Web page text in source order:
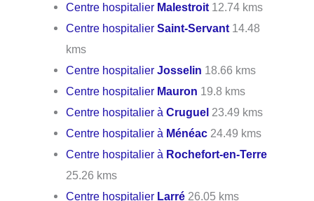
Centre hospitalier Malestroit 12.74 kms
Centre hospitalierSaint-Servant 14.48
kms
Centre hospitalierJosselin 18.66 kms
Centre hospitalier Mauron 19.8 kms
Centre hospitalier àCruguel 23.49 kms
Centre hospitalier à Ménéac 24.49 kms
Centre hospitalier à Rochefort-en-Terre
25.26 kms
Centre hospitalier Larré 26.05 kms